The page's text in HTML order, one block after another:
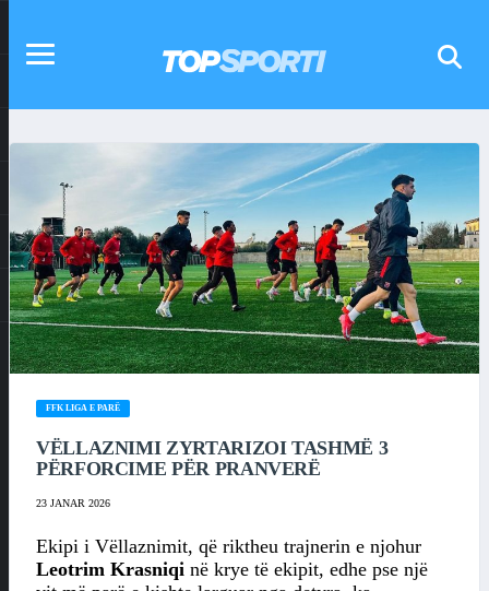
FFK LIGA E PARË
VËLLAZNIMI ZYRTARIZOI TASHMË 3
PËRFORCIME PËR PRANVERË
23 JANAR 2026
Ekipi i Vëllaznimit, që riktheu trajnerin e njohur
Leotrim Krasniqi në krye të ekipit, edhe pse një